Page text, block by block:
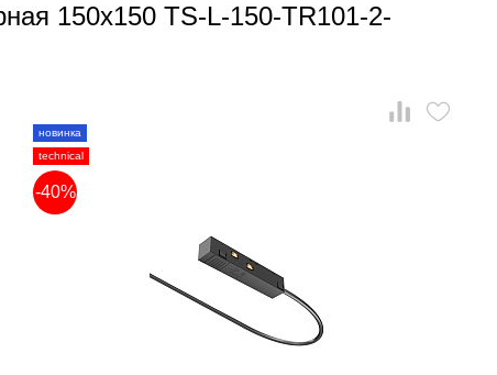
150x150 TS-L-150-TR101-2-
новинка
technical
-40%